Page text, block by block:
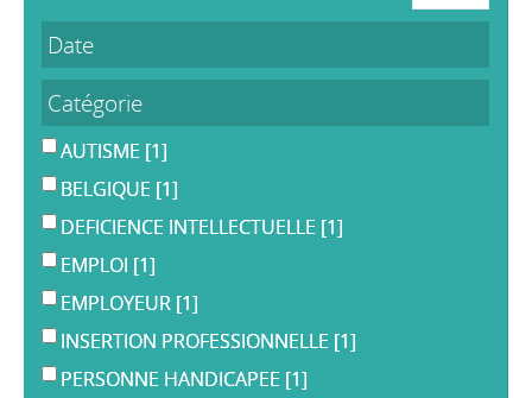
Date
Catégorie
AUTISME [1]
BELGIQUE [1]
DEFICIENCE INTELLECTUELLE [1]
EMPLOI [1]
EMPLOYEUR [1]
INSERTION PROFESSIONNELLE [1]
PERSONNE HANDICAPEE [1]